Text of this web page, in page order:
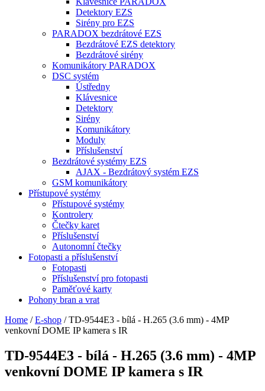
Detektory EZS
Sirény pro EZS
PARADOX bezdrátové EZS
Bezdrátové EZS detektory
Bezdrátové sirény
Komunikátory PARADOX
DSC systém
Ústředny
Klávesnice
Detektory
Sirény
Komunikátory
Moduly
Příslušenství
Bezdrátové systémy EZS
AJAX - Bezdrátový systém EZS
GSM komunikátory
Přístupové systémy
Přístupové systémy
Kontrolery
Čtečky karet
Příslušenství
Autonomní čtečky
Fotopasti a příslušenství
Fotopasti
Příslušenství pro fotopasti
Paměťové karty
Pohony bran a vrat
Home / E-shop /TD-9544E3 - bílá - H.265 (3.6 mm) - 4MP
venkovní DOME IP kamera s IR
TD-9544E3 - bílá - H.265 (3.6 mm) - 4MP
venkovní DOME IP kamera s IR